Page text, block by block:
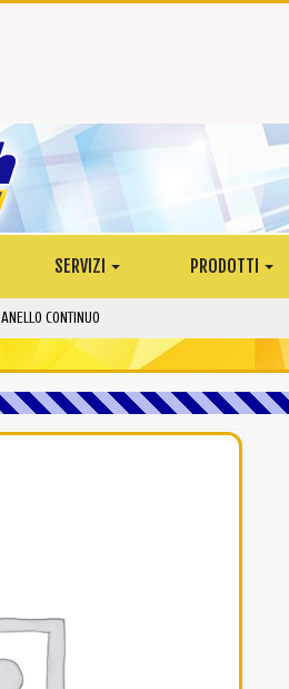
SERVIZI PRODOTTI
CONTINUO